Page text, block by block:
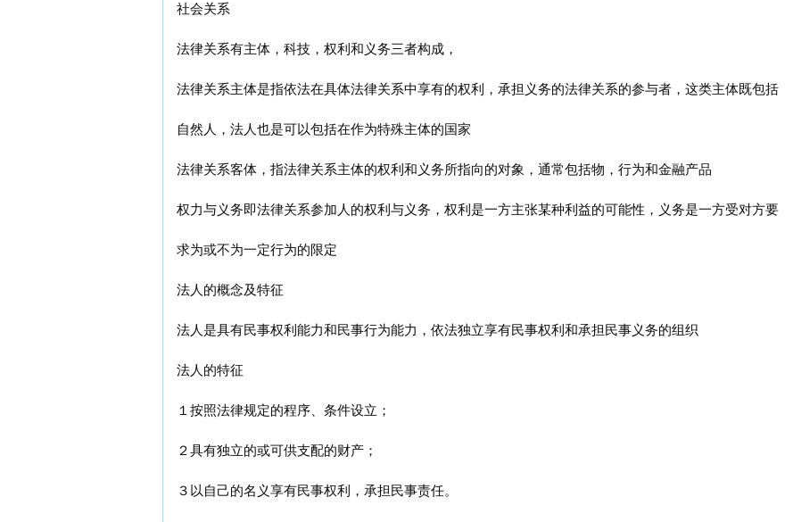
社会关系
法律关系有主体，科技，权利和义务三者构成，
法律关系主体是指依法在具体法律关系中享有的权利，承担义务的法律关系的参与者，这类主体既包括
自然人，法人也是可以包括在作为特殊主体的国家
法律关系客体，指法律关系主体的权利和义务所指向的对象，通常包括物，行为和金融产品
权力与义务即法律关系参加人的权利与义务，权利是一方主张某种利益的可能性，义务是一方受对方要
求为或不为一定行为的限定
法人的概念及特征
法人是具有民事权利能力和民事行为能力，依法独立享有民事权利和承担民事义务的组织
法人的特征
１按照法律规定的程序、条件设立；
２具有独立的或可供支配的财产；
３以自己的名义享有民事权利，承担民事责任。